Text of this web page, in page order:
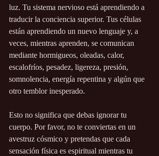
luz. Tu sistema nervioso está aprendiendo a
traducir la conciencia superior. Tus células
están aprendiendo un nuevo lenguaje y, a
veces, mientras aprenden, se comunican
mediante hormigueos, oleadas, calor,
escalofríos, pesadez, ligereza, presión,
somnolencia, energía repentina y algún que
otro temblor inesperado.
Esto no significa que debas ignorar tu
cuerpo. Por favor, no te conviertas en un
avestruz cósmico y pretendas que cada
sensación física es espiritual mientras tu